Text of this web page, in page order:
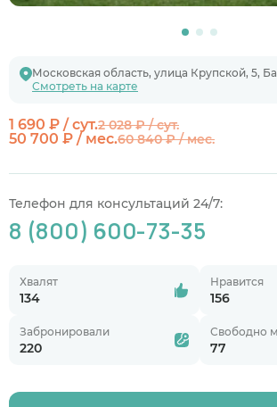
Московская область, улица Крупской, 5,
Смотреть на карте
1 690 ₽ / сут.2 028 ₽ / сут.
50 700 ₽ / мес.60 840 ₽ / мес.
Телефон для консультаций 24/7:
8 (800) 600-73-35
Хвалят
134
Нравится
156
Забронировали
220
Свободно
77